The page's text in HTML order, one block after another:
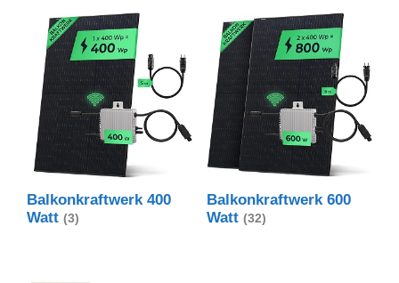
Balkonkraftwerk 400
Watt (3)
Balkonkraftwerk 600
Watt (32)